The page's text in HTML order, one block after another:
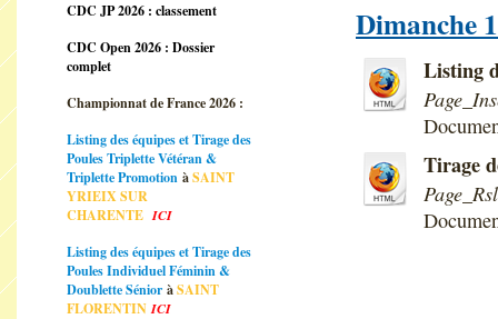
CDC JP 2026 : classement
CDC Open 2026 : Dossier
complet
Championnat de France 2026 :
Listing des équipes et Tirage des
Poules Triplette Vétéran &
Triplette Promotion àSAINT
YRIEIX SUR
CHARENTEICI
Listing des équipes et Tirage des
Poules Individuel Féminin &
Doublette Sénior àSAINT
FLORENTINICI
Dimanche
Listing
Tirage